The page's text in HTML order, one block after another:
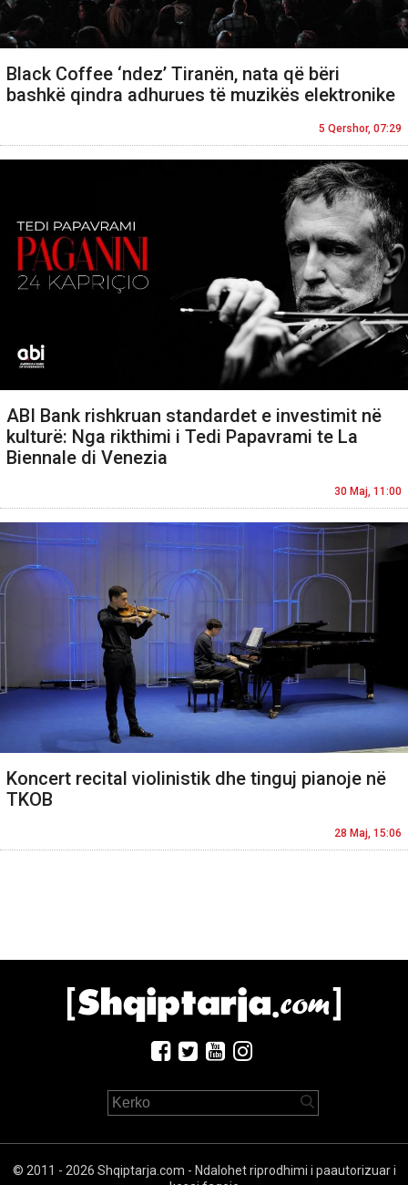
Black Coffee ‘ndez’ Tiranën, nata që bëri
bashkë qindra adhurues të muzikës elektronike
5 Qershor, 07:29
ABI Bank rishkruan standardet e investimit në
kulturë: Nga rikthimi i Tedi Papavrami te La
Biennale di Venezia
30 Maj, 11:00
Koncert recital violinistik dhe tinguj pianoje në
TKOB
28 Maj, 15:06
© 2011 - 2026 Shqiptarja.com - Ndalohet riprodhimi i paautorizuar i